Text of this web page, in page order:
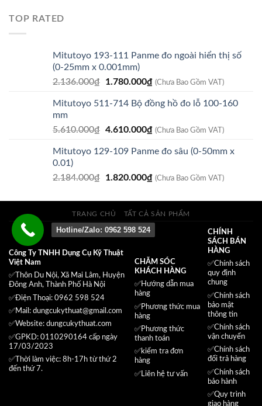
TOP RATED
Mitutoyo 193-111 Panme đo ngoài hiển thị số
(0-25mm x 0.001mm)
2.136.000₫
Giá
là:
1.780.000₫Giá
tại
1.780.000₫.
(Chưa Bao Gồm VAT)
Mitutoyo 511-714 Bộ đồng hồ đo lỗ 100-160
mm
5.610.000₫ Giá
là:
4.610.000₫Giá
tại
4.610.000₫.
(Chưa Bao Gồm VAT)
Mitutoyo 129-109 Panme đo sâu (0-50mm x
0.01)
2.184.000₫
Giá
là:
2.184.000₫.
1.820.000₫Giá
tại
là:
1.820.000₫.
(Chưa Bao Gồm VAT)
TRANG CHỦ TẤT CẢ SẢN PHẨM
Công Ty TNHH Dụng Cụ Kỹ Thuật
Việt Nam
✅Thôn Du Nội, Xã Mai Lâm, Huyện
Đông Anh, Thành Phố Hà Nội
✅Điện Thoại: 0962 598 524
✅Mail: dungcukythuat@gmail.com
✅Website: dungcukythuat.com
✅GPKD: 0110290164 cấp ngày
17/03/2023
✅Thời làm việc: 8h-17h từ thứ 2
đến thứ 7.
CHĂM SÓC
KHÁCH HÀNG
✅Hướng dẫn mua
hàng
✅Phương thức mua
hàng
✅Phương thức
thanh toán
✅kiểm tra đơn
hàng
✅Liên hệ tư vấn
CHÍNH
SÁCH BÁN
HÀNG
✅Chính sách
quy định
chung
✅Chính sách
bảo mật
thông tin
✅Chính sách
vận chuyển
✅Chính sách
đổi trả hàng
✅Chính sách
bảo hành
✅Quy trình
giao hàng
Hotline/Zalo: 0962 598 524